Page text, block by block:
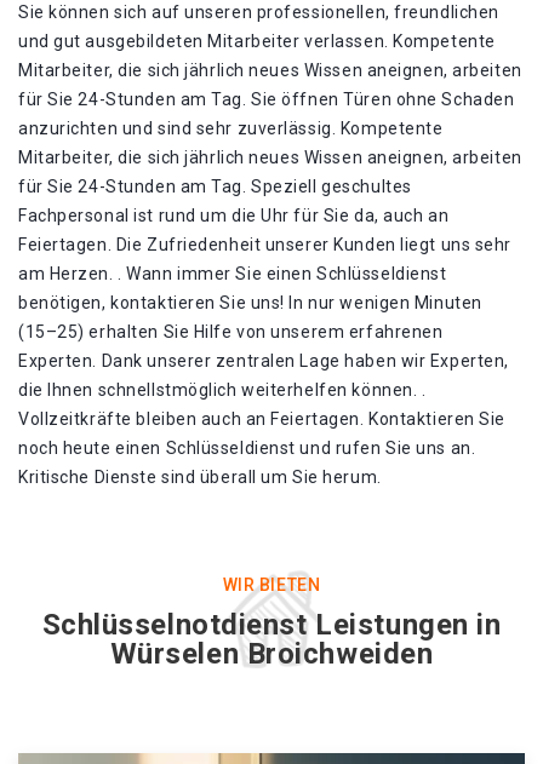
Sie können sich auf unseren professionellen, freundlichen
und gut ausgebildeten Mitarbeiter verlassen. Kompetente
Mitarbeiter, die sich jährlich neues Wissen aneignen, arbeiten
für Sie 24-Stunden am Tag. Sie öffnen Türen ohne Schaden
anzurichten und sind sehr zuverlässig. Kompetente
Mitarbeiter, die sich jährlich neues Wissen aneignen, arbeiten
für Sie 24-Stunden am Tag. Speziell geschultes
Fachpersonal ist rund um die Uhr für Sie da, auch an
Feiertagen. Die Zufriedenheit unserer Kunden liegt uns sehr
am Herzen. . Wann immer Sie einen Schlüsseldienst
benötigen, kontaktieren Sie uns! In nur wenigen Minuten
(15–25) erhalten Sie Hilfe von unserem erfahrenen
Experten. Dank unserer zentralen Lage haben wir Experten,
die Ihnen schnellstmöglich weiterhelfen können. .
Vollzeitkräfte bleiben auch an Feiertagen. Kontaktieren Sie
noch heute einen Schlüsseldienst und rufen Sie uns an.
Kritische Dienste sind überall um Sie herum.
WIR BIETEN
Schlüsselnotdienst Leistungen in
Würselen Broichweiden